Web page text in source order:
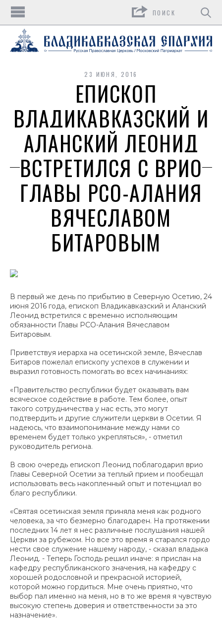
23 ИЮНЯ, 2016
ЕПИСКОП
ВЛАДИКАВКАЗСКИЙ И
АЛАНСКИЙ ЛЕОНИД
ВСТРЕТИЛСЯ С ВРИО
ГЛАВЫ РСО-АЛАНИЯ
ВЯЧЕСЛАВОМ
БИТАРОВЫМ
В первый же день по прибытию в Северную Осетию, 24
июня 2016 года, епископ Владикавказский и Аланский
Леонид встретился с временно исполняющим
обязанности Главы РСО-Алания Вячеславом
Битаровым.
Приветствуя иерарха на осетинской земле, Вячеслав
Битаров пожелал епископу успехов в служении и
выразил готовность помогать во всех начинаниях:
«Правительство республики будет оказывать вам
всяческое содействие в работе. Тем более, опыт
такого сотрудничества у нас есть, это могут
подтвердить и другие служители церкви в Осетии. Я
надеюсь, что взаимопонимание между нами со
временем будет только укрепляться», - отметил
руководитель региона.
В свою очередь епископ Леонид поблагодарил врио
Главы Северной Осетии за теплый прием и пообещал
использовать весь накопленный опыт и потенциал во
благо республики.
«Святая осетинская земля приняла меня как родного
человека, за что безмерно благодарен. На протяжении
последних 14 лет я нес различные послушания нашей
Церкви за рубежом. Но все это время я старался гордо
нести свое служение нашему народу, - сказал владыка
Леонид. - Теперь Господь решил иначе: я прислан на
кафедру республиканского значения, на кафедру с
хорошей родословной и прекрасной историей,
которой можно гордиться. Мне очень приятно, что
выбор пал именно на меня, но в то же время я чувствую
высокую степень доверия и ответственности за это
назначение».